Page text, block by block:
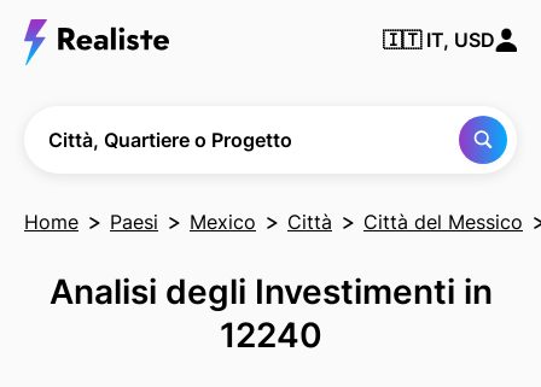
🇮🇹 IT, USD
Città, Quartiere o Progetto
Home Paesi Mexico Città Città del Messico
Analisi degli Investimenti in
12240